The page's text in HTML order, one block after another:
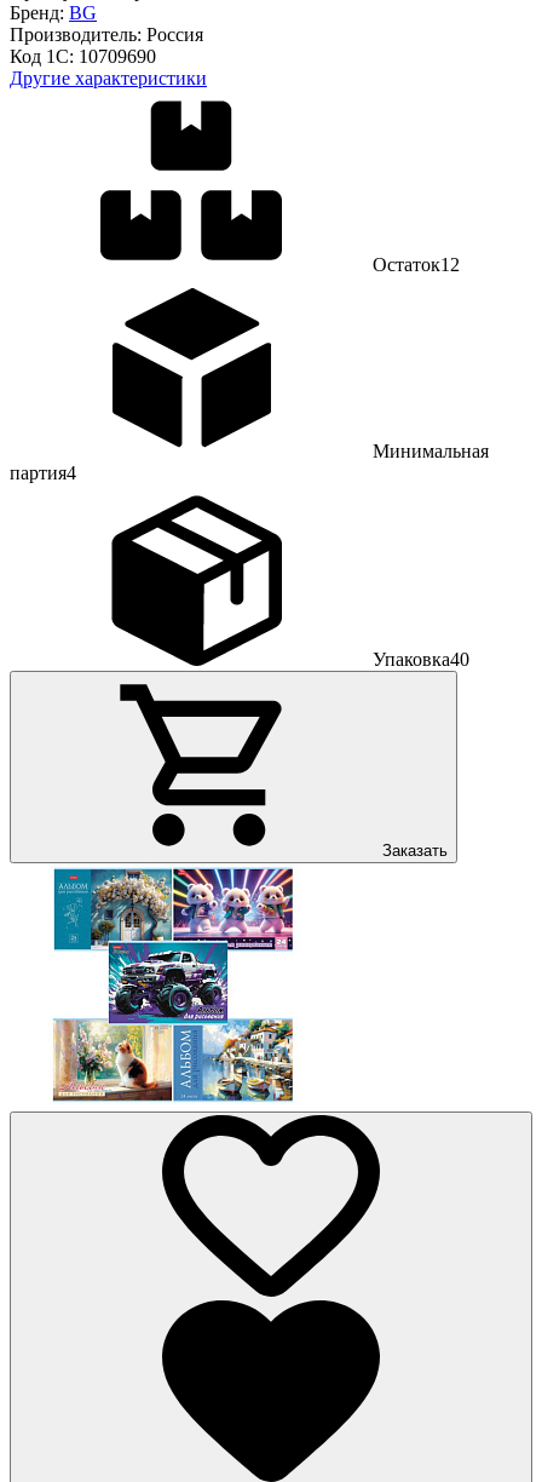
Бренд: BG
Производитель: Россия
Код 1С: 10709690
Другие характеристики
Остаток12
Минимальная
партия4
Упаковка40
Заказать